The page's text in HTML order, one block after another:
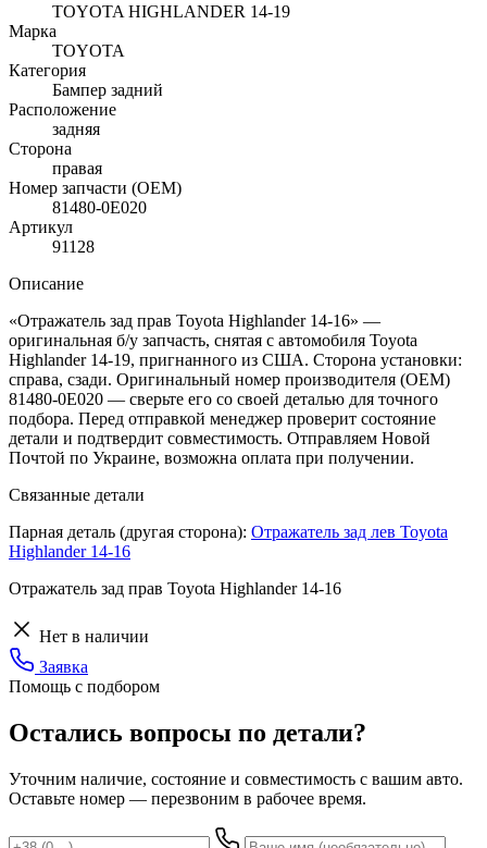
TOYOTA HIGHLANDER 14-19
Марка
TOYOTA
Категория
Бампер задний
Расположение
задняя
Сторона
правая
Номер запчасти (OEM)
81480-0E020
Артикул
91128
Описание
«Отражатель зад прав Toyota Highlander 14-16» —
оригинальная б/у запчасть, снятая с автомобиля Toyota
Highlander 14-19, пригнанного из США. Сторона установки:
справа, сзади. Оригинальный номер производителя (OEM)
81480-0E020 — сверьте его со своей деталью для точного
подбора. Перед отправкой менеджер проверит состояние
детали и подтвердит совместимость. Отправляем Новой
Почтой по Украине, возможна оплата при получении.
Связанные детали
Парная деталь (другая сторона): Отражатель зад лев Toyota
Highlander 14-16
Отражатель зад прав Toyota Highlander 14-16
Нет в наличии
Заявка
Помощь с подбором
Остались вопросы по детали?
Уточним наличие, состояние и совместимость с вашим авто.
Оставьте номер — перезвоним в рабочее время.